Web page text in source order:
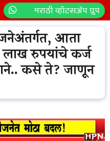
मराठी व्हॉटसॲप ग्रुप
आता
लाख रुपयांचे कर्ज
कसे ते? जाणून